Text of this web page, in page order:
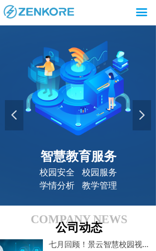
끀
首页
智能学生证
智能教务系统
ꁕ 精准教学平台
ꁕ 多维智慧校园
公司动态
七月回顾！景云智慧校园视频号正式启动，您的知识分享官，静候您的光临！
COMPANY NEWS
智慧教育服务
校园安全 校园服务
学情分析 教学管理
넳 넲